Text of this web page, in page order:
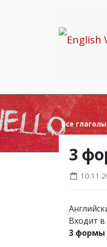
Все глаголы
3
Входит в
3 формы